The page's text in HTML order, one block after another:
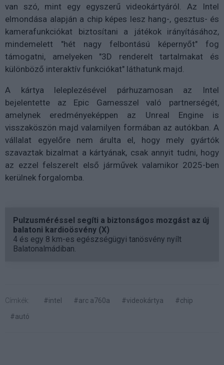
van szó, mint egy egyszerű videokártyáról. Az Intel
elmondása alapján a chip képes lesz hang-, gesztus- és
kamerafunkciókat biztosítani a játékok irányításához,
mindemelett "hét nagy felbontású képernyőt" fog
támogatni, amelyeken "3D renderelt tartalmakat és
különböző interaktív funkciókat" láthatunk majd.
A kártya leleplezésével párhuzamosan az Intel
bejelentette az Epic Gamesszel való partnerségét,
amelynek eredményeképpen az Unreal Engine is
visszaköszön majd valamilyen formában az autókban. A
vállalat egyelőre nem árulta el, hogy mely gyártók
szavaztak bizalmat a kártyának, csak annyit tudni, hogy
az ezzel felszerelt első járművek valamikor 2025-ben
kerülnek forgalomba.
Pulzusméréssel segíti a biztonságos mozgást az új
balatoni kardioösvény (X)
4 és egy 8 km-es egészségügyi tanösvény nyílt
Balatonalmádiban.
Címkék: #intel #arc a760a #videokártya
#chip
#autó